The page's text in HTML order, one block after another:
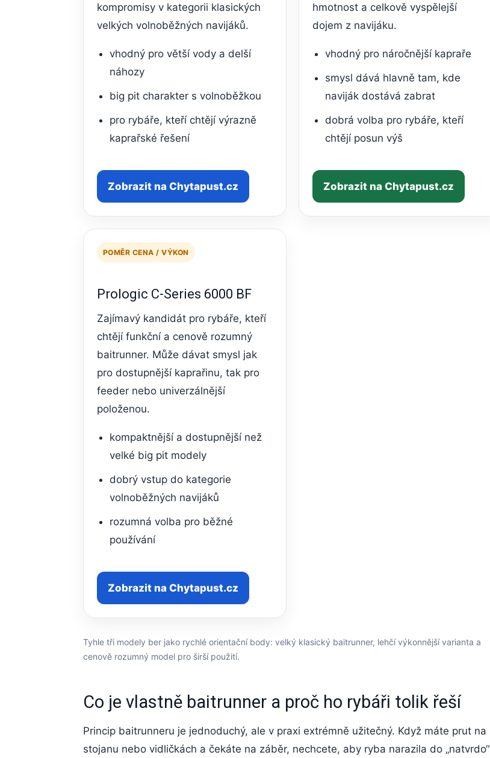
kompromisy v kategorii klasických
velkých volnoběžných navijáků.
vhodný pro větší vody a delší
náhozy
big pit charakter s volnoběžkou
pro rybáře, kteří chtějí výrazně
kaprařské řešení
Zobrazit na Chytapust.cz
hmotnost a celkově vyspělejší
dojem z navijáku.
vhodný pro náročnější kapraře
smysl dává hlavně tam, kde
naviják dostává zabrat
dobrá volba pro rybáře, kteří
chtějí posun výš
Zobrazit na Chytapust.cz
POMĚR CENA / VÝKON
Prologic C-Series 6000 BF
Zajímavý kandidát pro rybáře, kteří
chtějí funkční a cenově rozumný
baitrunner. Může dávat smysl jak
pro dostupnější kaprařinu, tak pro
feeder nebo univerzálnější
položenou.
kompaktnější a dostupnější než
velké big pit modely
dobrý vstup do kategorie
volnoběžných navijáků
rozumná volba pro běžné
používání
Zobrazit na Chytapust.cz
Tyhle tři modely ber jako rychlé orientační body: velký klasický baitrunner, lehčí výkonnější varianta a
cenově rozumný model pro širší použití.
Co je vlastně baitrunner a proč ho rybáři tolik řeší
Princip baitrunneru je jednoduchý, ale v praxi extrémně užitečný. Když máte prut na
stojanu nebo vidličkách a čekáte na záběr, nechcete, aby ryba narazila do „natvrdo“